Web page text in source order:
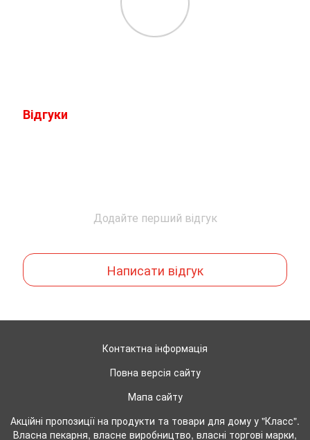
Відгуки
Додайте перший відгук
Написати відгук
Контактна інформація
Повна версія сайту
Мапа сайту
Акційні пропозиції на продукти та товари для дому у "Класс".
Власна пекарня, власне виробництво, власні торгові марки,